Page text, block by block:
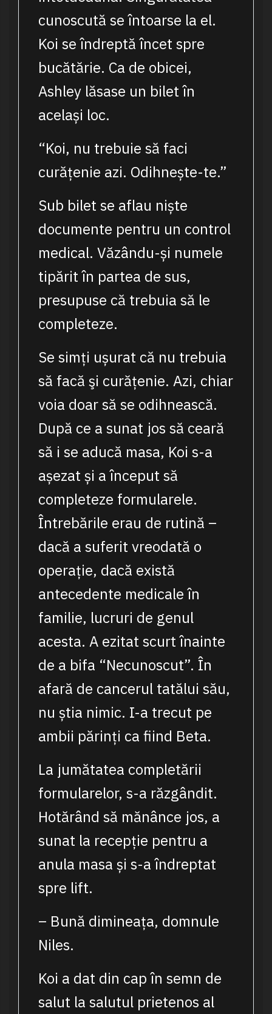
cunoscută se întoarse la el.
Koi se îndreptă încet spre
bucătărie. Ca de obicei,
Ashley lăsase un bilet în
același loc.
“Koi, nu trebuie să faci
curățenie azi. Odihnește-te.”
Sub bilet se aflau niște
documente pentru un control
medical. Văzându-și numele
tipărit în partea de sus,
presupuse că trebuia să le
completeze.
Se simți ușurat că nu trebuia
să facă şi curățenie. Azi, chiar
voia doar să se odihnească.
După ce a sunat jos să ceară
să i se aducă masa, Koi s-a
așezat și a început să
completeze formularele.
Întrebările erau de rutină –
dacă a suferit vreodată o
operație, dacă există
antecedente medicale în
familie, lucruri de genul
acesta. A ezitat scurt înainte
de a bifa “Necunoscut”. În
afară de cancerul tatălui său,
nu știa nimic. I-a trecut pe
ambii părinți ca fiind Beta.
La jumătatea completării
formularelor, s-a răzgândit.
Hotărând să mănânce jos, a
sunat la recepție pentru a
anula masa și s-a îndreptat
spre lift.
– Bună dimineața, domnule
Niles.
Koi a dat din cap în semn de
salut la salutul prietenos al